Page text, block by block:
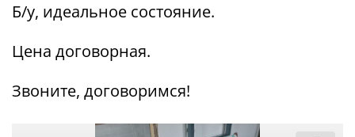
Б/у, идеальное состояние.
Цена договорная.
Звоните, договоримся!